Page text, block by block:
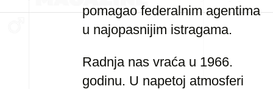
pomagao federalnim agentima
u najopasnijim istragama.
Radnja nas vraća u 1966.
godinu. U napetoj atmosferi